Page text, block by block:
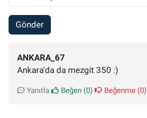
Gönder
ANKARA_67
Ankara'da da mezgit 350 :)
Yanıtla Beğen (0) Beğenme (0)